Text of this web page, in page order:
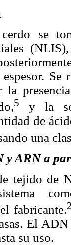
se
la
5
y la
de
una
y ARN a
tejido de
fabricante.
El
su uso.